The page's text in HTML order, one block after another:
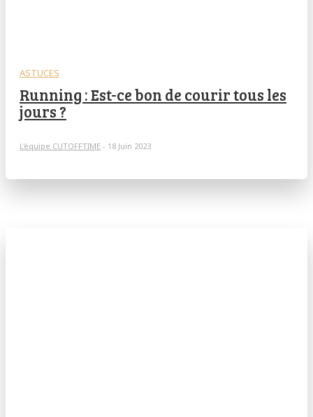
ASTUCES
Running : Est-ce bon de courir tous les
jours ?
L'équipe CUTOFFTIME - 18 Juin 2023